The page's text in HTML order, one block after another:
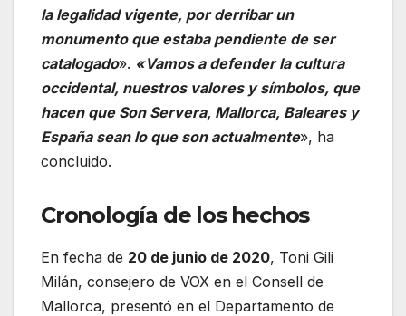
la legalidad vigente, por derribar un
monumento que estaba pendiente de ser
catalogado». «Vamos a defender la cultura
occidental, nuestros valores y símbolos, que
hacen que Son Servera, Mallorca, Baleares y
España sean lo que son actualmente», ha
concluido.
Cronología de los hechos
En fecha de 20 de junio de 2020, Toni Gili
Milán, consejero de VOX en el Consell de
Mallorca, presentó en el Departamento de